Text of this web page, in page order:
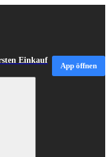
Einkauf
App öffnen